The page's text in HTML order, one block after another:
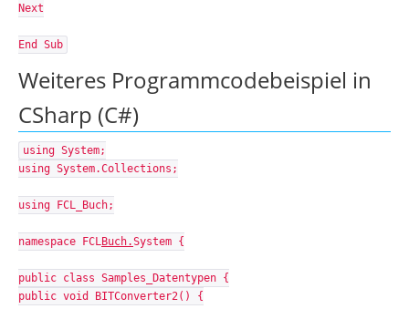
Next
End Sub
Weiteres Programmcodebeispiel in
CSharp (C#)
using System;
using System.Collections;
using FCL_Buch;
namespace FCLBuch.System {
public class Samples_Datentypen {
public void BITConverter2() {